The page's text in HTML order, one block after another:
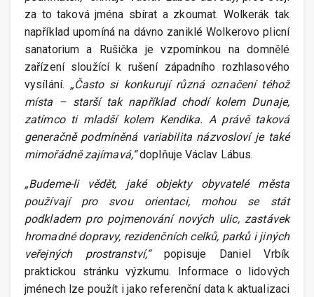
za to taková jména sbírat a zkoumat. Wolkerák tak
například upomíná na dávno zaniklé Wolkerovo plicní
sanatorium a Rušička je vzpomínkou na domnělé
zařízení sloužící k rušení západního rozhlasového
vysílání. „Často si konkurují různá označení téhož
místa – starší tak například chodí kolem Dunaje,
zatímco ti mladší kolem Kendika. A právě taková
generačně podmíněná variabilita názvosloví je také
mimořádně zajímavá,“doplňuje Václav Lábus.
„Budeme-li vědět, jaké objekty obyvatelé města
používají pro svou orientaci, mohou se stát
podkladem pro pojmenování nových ulic, zastávek
hromadné dopravy, rezidenčních celků, parků i jiných
veřejných prostranství,“popisuje Daniel Vrbík
praktickou stránku výzkumu. Informace o lidových
jménech lze použít i jako referenční data k aktualizaci